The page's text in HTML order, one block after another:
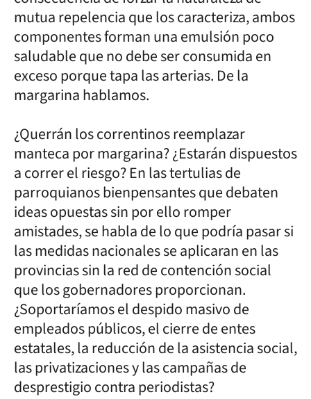
mutua repelencia que los caracteriza, ambos
componentes forman una emulsión poco
saludable que no debe ser consumida en
exceso porque tapa las arterias. De la
margarina hablamos.
¿Querrán los correntinos reemplazar
manteca por margarina? ¿Estarán dispuestos
a correr el riesgo? En las tertulias de
parroquianos bienpensantes que debaten
ideas opuestas sin por ello romper
amistades, se habla de lo que podría pasar si
las medidas nacionales se aplicaran en las
provincias sin la red de contención social
que los gobernadores proporcionan.
¿Soportaríamos el despido masivo de
empleados públicos, el cierre de entes
estatales, la reducción de la asistencia social,
las privatizaciones y las campañas de
desprestigio contra periodistas?